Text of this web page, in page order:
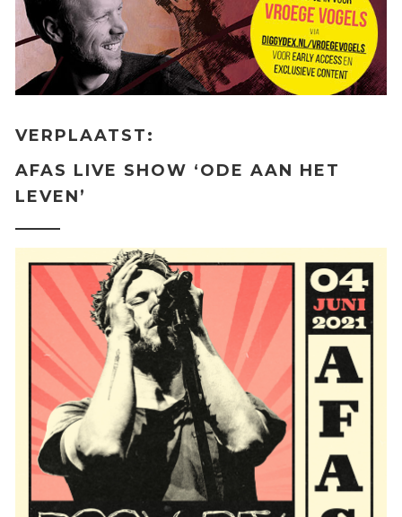
VERPLAATST:
AFAS LIVE SHOW ‘ODE AAN HET
LEVEN’